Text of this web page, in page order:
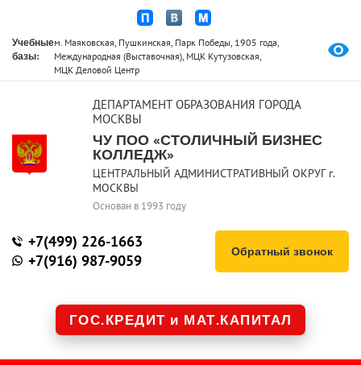
Учебные
базы:
м. Маяковская, Пушкинская, Парк Победы, 1905 года,
Международная (Выставочная), МЦК Кутузовская,
МЦК Деловой Центр
ДЕПАРТАМЕНТ ОБРАЗОВАНИЯ ГОРОДА
МОСКВЫ
ЧУ ПОО «СТОЛИЧНЫЙ БИЗНЕС
КОЛЛЕДЖ»
ЦЕНТРАЛЬНЫЙ АДМИНИСТРАТИВНЫЙ ОКРУГ г.
МОСКВЫ
Основан в 1993 году
+7(499) 226-1663
+7(916) 987-9059
Обратный звонок
ГОС.КРЕДИТ и МАТ.КАПИТАЛ